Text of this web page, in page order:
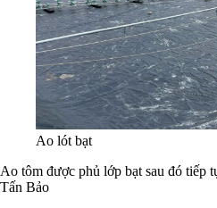
Ao lót bạt
Ao tôm được phủ lớp bạt sau đó tiếp
Tấn Bảo